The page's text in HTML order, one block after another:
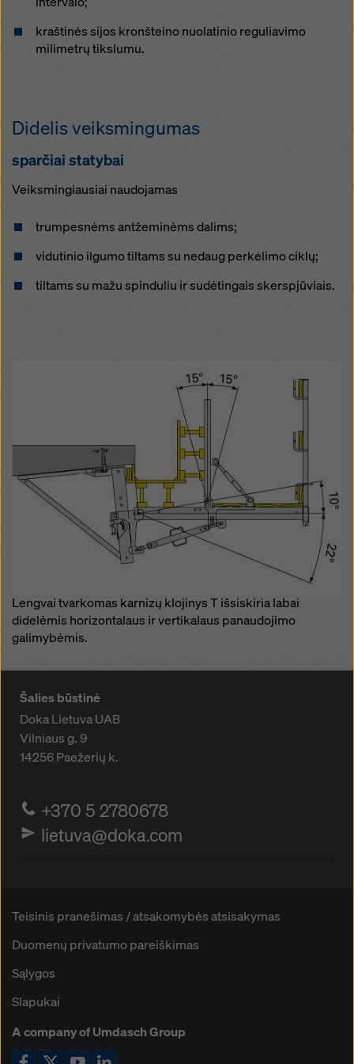
kraštinės sijos kronšteino nuolatinio reguliavimo
milimetrų tikslumu.
Didelis veiksmingumas
sparčiai statybai
Veiksmingiausiai naudojamas
trumpesnėms antžeminėms dalims;
vidutinio ilgumo tiltams su nedaug perkėlimo ciklų;
tiltams su mažu spinduliu ir sudėtingais skerspjūviais.
Lengvai tvarkomas karnizų klojinys T išsiskiria labai
didelėmis horizontalaus ir vertikalaus panaudojimo
galimybėmis.
Šalies būstinė
Doka Lietuva UAB
Vilniaus g. 9
14256Paežerių k.
+370 5 2780678
lietuva@doka.com
Teisinis pranešimas / atsakomybės atsisakymas
Duomenų privatumo pareiškimas
Sąlygos
Slapukai
A company of Umdasch Group
Ikona Facebook
Ikona XIkona YouTube
Ikona LinkedIn
žymimuosius langelius. Savo sutikimą galite bet kada
atšaukti su būsimuoju poveikiu ir nenurodydami
priežasties, paspaudę antsavo slapukų nustatymus
šios svetainės apačioje.
pasirinkti slapukus (išplėstiniai slapukų nustatymai).